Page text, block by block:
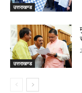
उत्तराखण्ड
उत्तराखण्ड